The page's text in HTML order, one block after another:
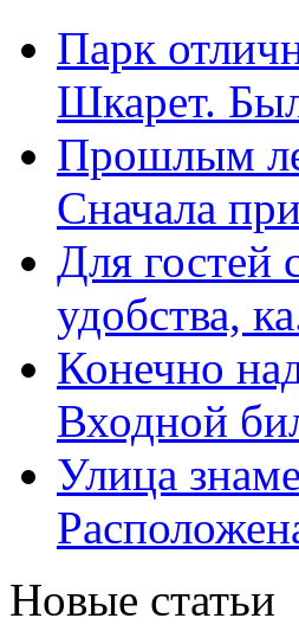
Парк
Шкарет.
Прошлым
Сначала
Для гостей
удобства,
Конечно
Входной
Улица
Новые статьи